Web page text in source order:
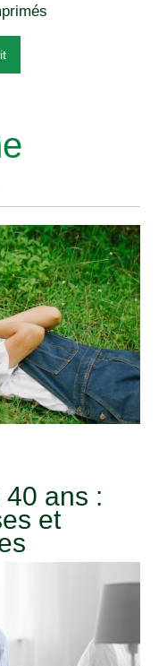
ans :
et